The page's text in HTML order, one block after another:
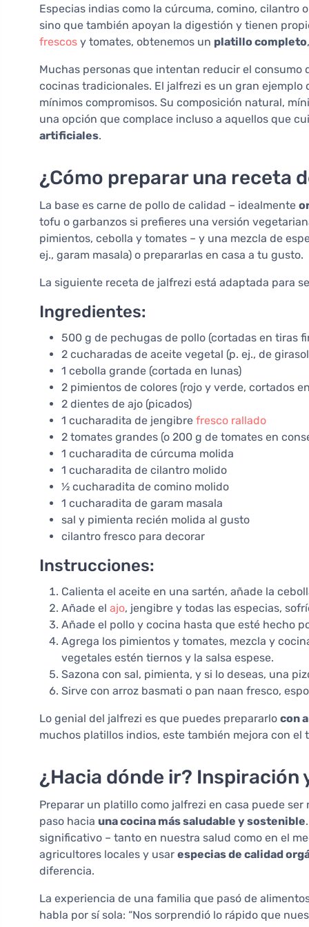
Especias indias como la cúrcuma, comino, cilantro
sino que también apoyan la digestión y tienen
frescos y tomates, obtenemos un platillo completo
Muchas personas que intentan reducir el
cocinas tradicionales. El jalfrezi es un gran
mínimos compromisos. Su composición natural,
una opción que complace incluso a aquellos que
artificiales.
¿Cómo preparar una receta
La base es carne de pollo de calidad – idealmente
tofu o garbanzos si prefieres una versión
pimientos, cebolla y tomates – y una mezcla de
ej., garam masala) o prepararlas en casa a tu gusto.
La siguiente receta de jalfrezi está adaptada para
Ingredientes:
500 g de pechugas de pollo (cortadas en tiras
2 cucharadas de aceite vegetal (p. ej., de
1 cebolla grande (cortada en lunas)
2 pimientos de colores (rojo y verde, cortados
2 dientes de ajo (picados)
1 cucharadita de jengibre fresco rallado
2 tomates grandes (o 200 g de tomates en
1 cucharadita de cúrcuma molida
1 cucharadita de cilantro molido
½ cucharadita de comino molido
1 cucharadita de garam masala
sal y pimienta recién molida al gusto
cilantro fresco para decorar
Instrucciones:
Calienta el aceite en una sartén, añade la
Añade el ajo, jengibre y todas las especias,
Añade el pollo y cocina hasta que esté hecho
Agrega los pimientos y tomates, mezcla y
vegetales estén tiernos y la salsa espese.
Sazona con sal, pimienta, y si lo deseas, una
Sirve con arroz basmati o pan naan fresco,
Lo genial del jalfrezi es que puedes prepararlo con
muchos platillos indios, este también mejora con el
¿Hacia dónde ir? Inspiración
Preparar un platillo como jalfrezi en casa puede
paso hacia una cocina más saludable y sostenible
significativo – tanto en nuestra salud como en el
agricultores locales y usar especias de calidad
diferencia.
La experiencia de una familia que pasó de
habla por sí sola: “Nos sorprendió lo rápido que